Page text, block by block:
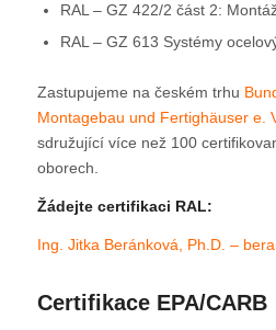
RAL – GZ 422/2 část 2:
RAL – GZ 613 Systémy
Zastupujeme na českém trhu
Montagebau und Fertighäuser e.
sdružující více než 100
oborech.
Žádejte certifikaci RAL:
Ing. Jitka Beránková, Ph.D. –
Certifikace EPA/CARB